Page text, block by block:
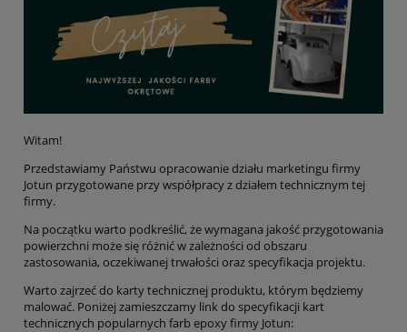
Witam!
Przedstawiamy Państwu opracowanie działu marketingu firmy
Jotun przygotowane przy współpracy z działem technicznym tej
firmy.
Na początku warto podkreślić, że wymagana jakość przygotowania
powierzchni może się różnić w zależności od obszaru
zastosowania, oczekiwanej trwałości oraz specyfikacja projektu.
Warto zajrzeć do karty technicznej produktu, którym będziemy
malować. Poniżej zamieszczamy link do specyfikacji kart
technicznych popularnych farb epoxy firmy Jotun: